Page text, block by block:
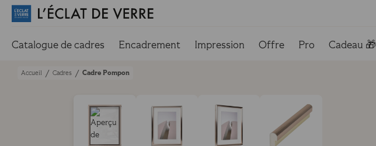
Catalogue de cadres Encadrement Impression Offre Pro Cadeau 🎁
Accueil / Cadres / Cadre Pompon